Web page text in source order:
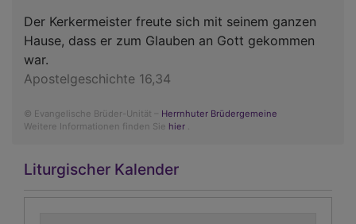
Der Kerkermeister freute sich mit seinem ganzen
Hause, dass er zum Glauben an Gott gekommen
war.
Apostelgeschichte 16,34
© Evangelische Brüder-Unität – Herrnhuter Brüdergemeine
Weitere Informationen finden Sie hier
Liturgischer Kalender